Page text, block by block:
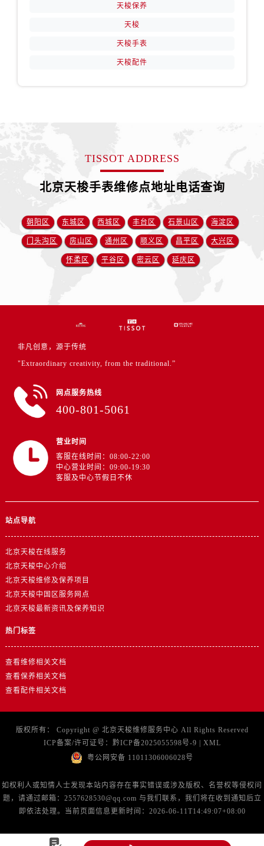
天梭保养
天梭
天梭手表
天梭配件
TISSOT ADDRESS
北京天梭手表维修点地址电话查询
朝阳区 东城区 西城区 丰台区 石景山区 海淀区
门头沟区 房山区 通州区 顺义区 昌平区 大兴区
怀柔区 平谷区 密云区 延庆区
非凡创意，源于传统
"Extraordinary creativity, from the traditional.”
网点服务热线
400-801-5061
营业时间
客服在线时间：08:00-22:00
中心营业时间：09:00-19:30
客服及中心节假日不休
站点导航
北京天梭在线服务
北京天梭中心介绍
北京天梭维修及保养项目
北京天梭中国区服务网点
北京天梭最新资讯及保养知识
热门标签
查看维修相关文档
查看保养相关文档
查看配件相关文档
版权所有： Copyright @ 北京天梭维修服务中心 All Rights Reserved
ICP备案/许可证号： 黔ICP备2025055598号-9
XML
粤公网安备 11011306006028号
如权利人或知情人士发现本站内容存在事实错误或涉及版权、名誉权等侵权问
题，请通过邮箱：2557628530@qq.com 与我们联系，我们将在收到通知后立
即依法处理。当前页面信息更新时间：2026-06-11T14:49:07+08:00